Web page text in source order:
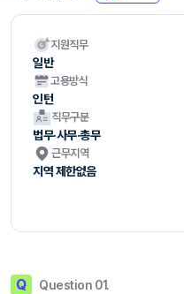
지원직무
일반
고용방식
인턴
직무구분
법무·사무·총무
근무지역
지역 제한없음
Q Question 01.